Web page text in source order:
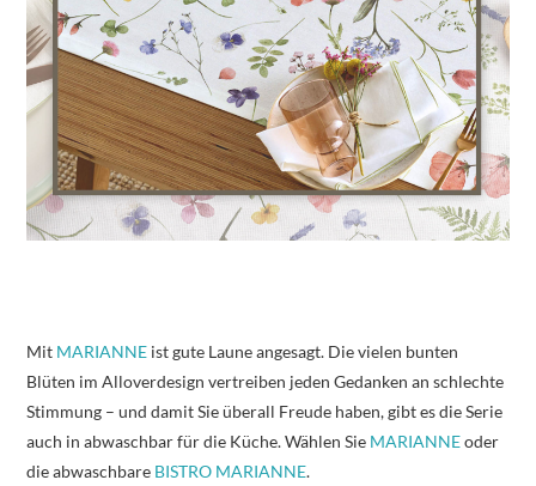
Mit MARIANNE ist gute Laune angesagt. Die vielen bunten
Blüten im Alloverdesign vertreiben jeden Gedanken an schlechte
Stimmung – und damit Sie überall Freude haben, gibt es die Serie
auch in abwaschbar für die Küche. Wählen Sie MARIANNEoder
die abwaschbare BISTRO MARIANNE.